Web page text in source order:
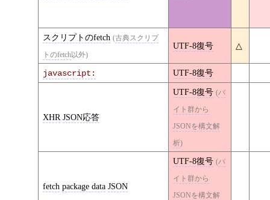
スクリプトのfetch (古典スクリプ
トのfetch以外)
UTF-8復号 △
javascript: UTF-8復号
XHR JSON応答
UTF-8復号 (バ
イト群から
JSONを構文解
析)
fetch package data JSON
UTF-8復号 (バ
イト群から
JSONを構文解